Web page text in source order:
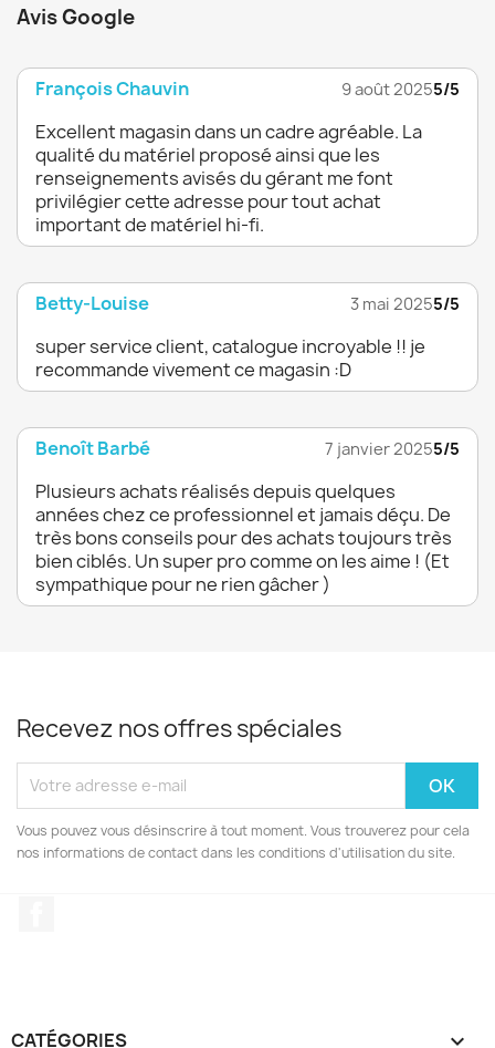
Avis Google
François Chauvin 9 août 20255/5
Excellent magasin dans un cadre agréable. La
qualité du matériel proposé ainsi que les
renseignements avisés du gérant me font
privilégier cette adresse pour tout achat
important de matériel hi-fi.
Betty-Louise 3 mai 20255/5
super service client, catalogue incroyable !! je
recommande vivement ce magasin :D
Benoît Barbé 7 janvier 20255/5
Plusieurs achats réalisés depuis quelques
années chez ce professionnel et jamais déçu. De
très bons conseils pour des achats toujours très
bien ciblés. Un super pro comme on les aime ! (Et
sympathique pour ne rien gâcher )
Recevez nos offres spéciales
Vous pouvez vous désinscrire à tout moment. Vous trouverez pour cela
nos informations de contact dans les conditions d'utilisation du site.
CATÉGORIES 